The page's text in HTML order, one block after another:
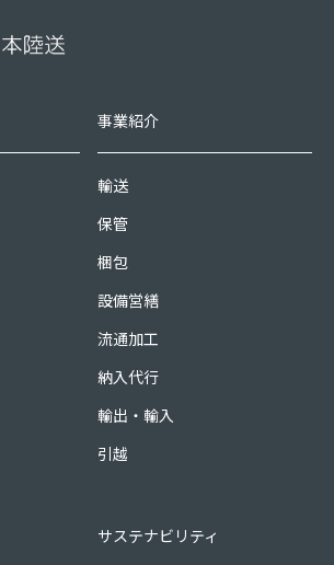
事業紹介
輸送
保管
梱包
設備営繕
流通加工
納入代行
輸出・輸入
引越
サステナビリティ